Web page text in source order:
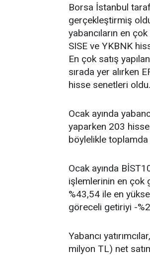
Borsa İstanbul
gerçekleştirmiş
yabancıların en
SISE ve YKBNK
En çok satış
sırada yer alırken
hisse senetleri oldu.
Ocak ayında
yaparken 203
böylelikle toplamda
Ocak ayında
işlemlerinin en çok
%43,54 ile en
göreceli getiriyi -
Yabancı
milyon TL) net